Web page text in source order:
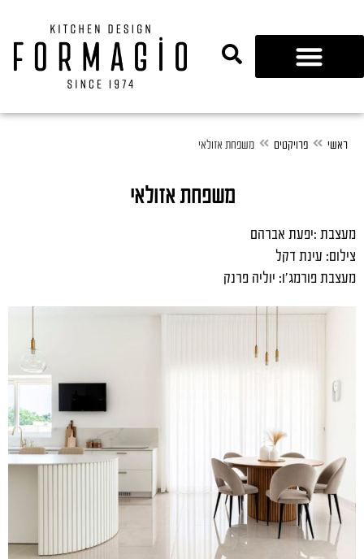
ראשי פרויקטים משפחת אזולאי
משפחת אזולאי
מעצבת :יפעת אברהם
צילום: עינת דקל
מעצבת פורמג'ו: יוליה פרנק